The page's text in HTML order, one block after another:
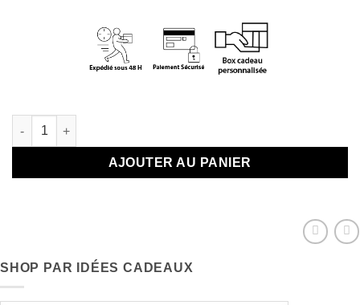
quantité de Carte nuage
AJOUTER AU PANIER
SHOP PAR IDÉES CADEAUX